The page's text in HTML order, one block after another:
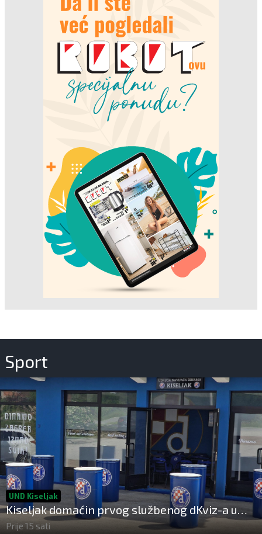
Sport
UND Kiseljak
Kiseljak domaćin prvog službenog dKviz-a u
Bosni i Hercegovini
Prije 15 sati